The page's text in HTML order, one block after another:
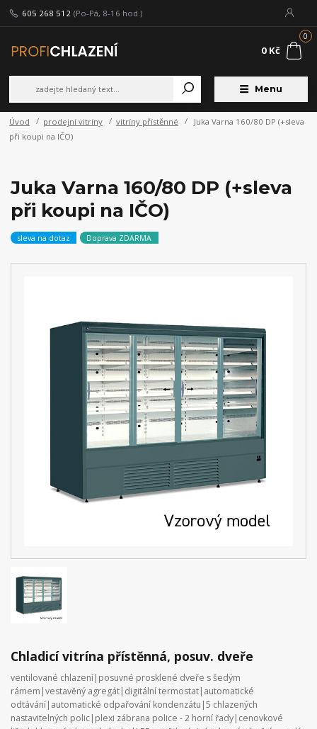
Menu
605 268 512 (Po-Pá, 8-16 hod.)
0
0 Kč
Úvod prodejní vitríny vitríny přístěnné
Juka Varna 160/80 DP (+sleva
při koupi na IČO)
Juka Varna 160/80 DP (+sleva
při koupi na IČO)
sleva na dotaz Doprava ZDARMA
Chladicí vitrína přístěnná, posuv. dveře
ventilované chlazení|posuvné prosklené dveře s šedým
rámem|vestavěný agregát|digitální termostat|automatické
odtávání|automatické odpařování kondenzátu|5 chlazených
nastavitelných polic|plexi zábrana police - 2 horní řady|cenovkové